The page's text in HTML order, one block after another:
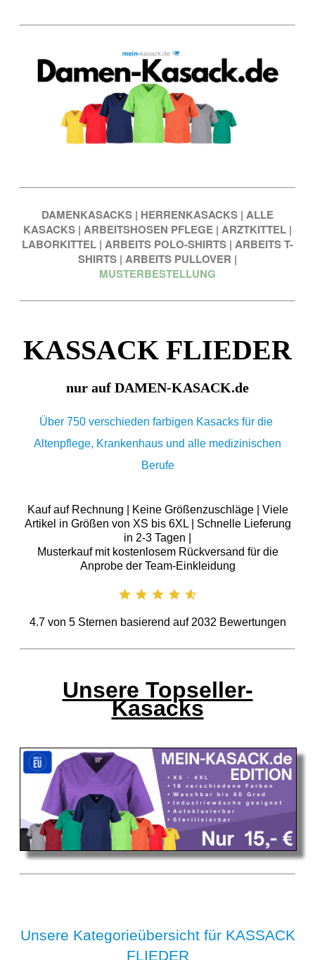
DAMENKASACKS | HERRENKASACKS | ALLE
KASACKS | ARBEITSHOSEN PFLEGE | ARZTKITTEL |
LABORKITTEL | ARBEITS POLO-SHIRTS | ARBEITS T-
SHIRTS | ARBEITS PULLOVER |
MUSTERBESTELLUNG
KASSACK FLIEDER
nur auf DAMEN-KASACK.de
Über 750 verschieden farbigen Kasacks für die
Altenpflege, Krankenhaus und alle medizinischen
Berufe
Kauf auf Rechnung | Keine Größenzuschläge | Viele
Artikel in Größen von XS bis 6XL | Schnelle Lieferung
in 2-3 Tagen |
Musterkauf mit kostenlosem Rückversand für die
Anprobe der Team-Einkleidung
4.7von 5Sternen basierend auf 2032 Bewertungen
Unsere Topseller-
Kasacks
Unsere Kategorieübersicht für KASSACK
FLIEDER